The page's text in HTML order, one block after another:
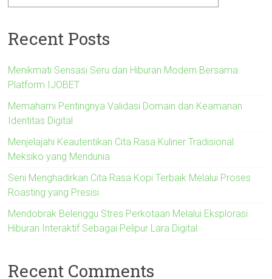
Recent Posts
Menikmati Sensasi Seru dan Hiburan Modern Bersama
Platform IJOBET
Memahami Pentingnya Validasi Domain dan Keamanan
Identitas Digital
Menjelajahi Keautentikan Cita Rasa Kuliner Tradisional
Meksiko yang Mendunia
Seni Menghadirkan Cita Rasa Kopi Terbaik Melalui Proses
Roasting yang Presisi
Mendobrak Belenggu Stres Perkotaan Melalui Eksplorasi
Hiburan Interaktif Sebagai Pelipur Lara Digital
Recent Comments